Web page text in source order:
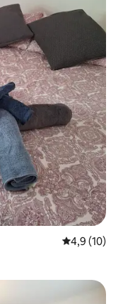
4,9 ud af 5 i
4,9 (10)